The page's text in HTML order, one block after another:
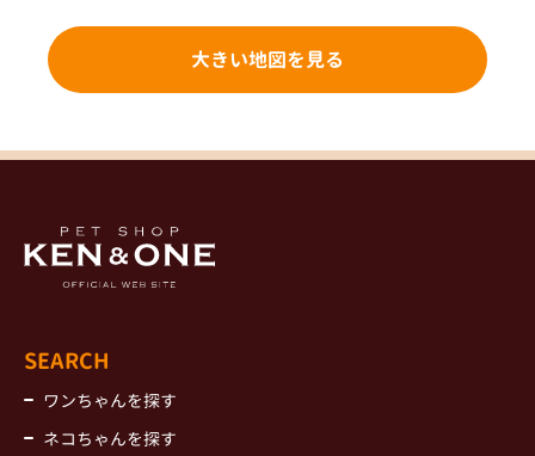
大きい地図を見る
SEARCH
ワンちゃんを探す
ネコちゃんを探す